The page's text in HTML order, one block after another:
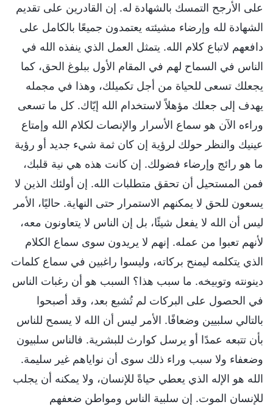
على الأرجح التمسك بالشهادة له. إن القادرين على تقديم
الشهادة لله وإرضاء مشيئته يعتمدون جميعًا بالكامل على
دافعهم لاتباع كلام الله. يتمثل العمل الذي ينفذه الله في
الناس في السماح لهم في المقام الأول ببلوغ الحق، كما
يجعلك تسعى للحياة من أجل تكميلك، وهذا في مجمله
يهدف إلى جعلك مؤهلاً لاستخدام الله إيّاك. كل ما تسعى
وراءه الآن هو سماع الأسرار والإنصات لكلام الله وإمتاع
عينيك والنظر حولك لرؤية إن كان ثمة شيء جديد أو رؤية
ما هو رائج وإرضاء فضولك. إن كانت هذه هي نية قلبك،
فمن المستحيل أن تحقق متطلبات الله. إن أولئك الذين لا
يسعون للحق لا يمكنهم الاستمرار حتى النهاية. حاليًا، الأمر
ليس أن الله لا يفعل شيئًا، بل إن الناس لا يتعاونون معه،
لأنهم تعبوا من عمله. إنهم لا يريدون سوى سماع الكلام
الذي يتكلمه ليمنح بركاته، وليسوا راغبين في سماع كلمات
دينونته وتوبيخه. ما سبب هذا؟ السبب هو أن رغبات الناس
في الحصول على البركات لم تُشبع بعد، وقد أصبحوا
بالتالي سلبيين وضعافًا. الأمر ليس أن الله لا يسمح للناس
بأن تتبعه عمدًا أو يرسل كوارث للبشرية. فالناس سلبيون
وضعفاء ولا سبب وراء ذلك سوى أن نواياهم غير سليمة.
الله هو الإله الذي يعطي حياةً للإنسان، ولا يمكنه أن يجلب
للإنسان الموت. إن سلبية الناس ومواطن ضعفهم